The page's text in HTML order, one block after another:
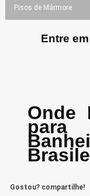
Pisos de Mármore
Entre
Onde
Gostou? compartilhe!